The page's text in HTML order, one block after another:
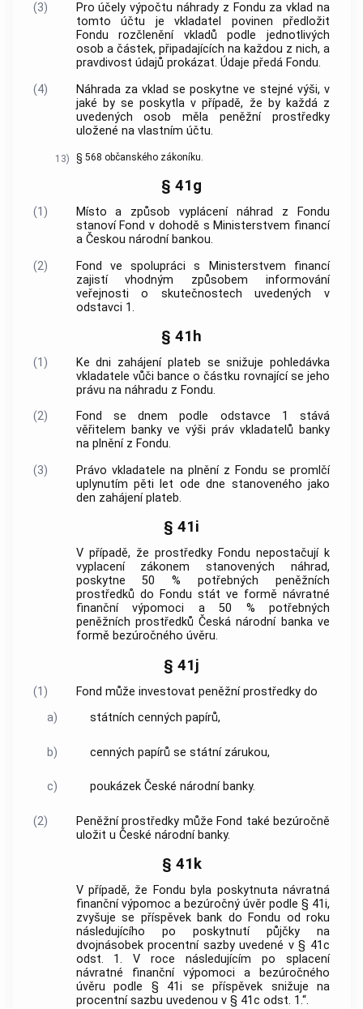
(3)
Pro účely výpočtu náhrady z Fondu za vklad na
tomto účtu je vkladatel povinen předložit
Fondu rozčlenění vkladů podle jednotlivých
osob a částek, připadajících na každou z nich, a
pravdivost údajů prokázat. Údaje předá Fondu.
(4)
Náhrada za vklad se poskytne ve stejné výši, v
jaké by se poskytla v případě, že by každá z
uvedených osob měla peněžní prostředky
uložené na vlastním účtu.
13) § 568 občanského zákoníku.
§ 41g
(1)
Místo a způsob vyplácení náhrad z Fondu
stanoví Fond v dohodě s Ministerstvem financí
a Českou národní bankou.
(2)
Fond ve spolupráci s Ministerstvem financí
zajistí vhodným způsobem informování
veřejnosti o skutečnostech uvedených v
odstavci 1.
§ 41h
(1)
Ke dni zahájení plateb se snižuje pohledávka
vkladatele vůči bance o částku rovnající se jeho
právu na náhradu z Fondu.
(2)
Fond se dnem podle odstavce 1 stává
věřitelem banky ve výši práv vkladatelů banky
na plnění z Fondu.
(3)
Právo vkladatele na plnění z Fondu se promlčí
uplynutím pěti let ode dne stanoveného jako
den zahájení plateb.
§ 41i
V případě, že prostředky Fondu nepostačují k
vyplacení zákonem stanovených náhrad,
poskytne 50 % potřebných peněžních
prostředků do Fondu stát ve formě návratné
finanční výpomoci a 50 % potřebných
peněžních prostředků Česká národní banka ve
formě bezúročného úvěru.
§ 41j
(1)
Fond může investovat peněžní prostředky do
a)
státních cenných papírů,
b) cenných papírů se státní zárukou,
c) poukázek České národní banky.
(2)
Peněžní prostředky může Fond také bezúročně
uložit u České národní banky.
§ 41k
V případě, že Fondu byla poskytnuta návratná
finanční výpomoc a bezúročný úvěr podle § 41i,
zvyšuje se příspěvek bank do Fondu od roku
následujícího po poskytnutí půjčky na
dvojnásobek procentní sazby uvedené v § 41c
odst. 1. V roce následujícím po splacení
návratné finanční výpomoci a bezúročného
úvěru podle § 41i se příspěvek snižuje na
procentní sazbu uvedenou v § 41c odst. 1.“.